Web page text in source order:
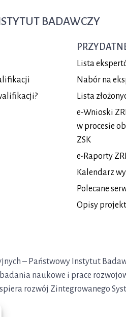
BADAWCZY
Lista
Nabór na
Lista
e-Wnioski
w procesie
ZSK
e-Raporty
Kalendarz
Polecane
Opisy
– Państwowy Instytut
naukowe i prace
rozwój Zintegrowanego